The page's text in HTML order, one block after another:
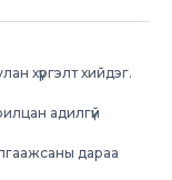
хүргэлт хийдэг.
адилгүй
дараа